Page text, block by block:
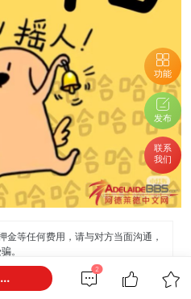
功能
发布
联系
我们
金等任何费用，请与对方当面沟通，
。
供参考之用。本网站不保证信息的准
2